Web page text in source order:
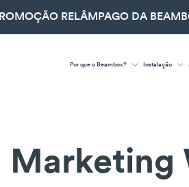
RELÂMPAGO DA
Por que o Beambox? Instalação
Marketing